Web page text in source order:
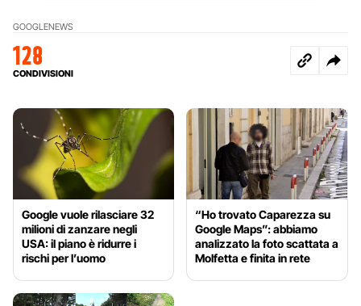
GOOGLENEWS
128
CONDIVISIONI
Google vuole rilasciare 32
milioni di zanzare negli
USA: il piano è ridurre i
rischi per l’uomo
“Ho trovato Caparezza su
Google Maps”: abbiamo
analizzato la foto scattata a
Molfetta e finita in rete